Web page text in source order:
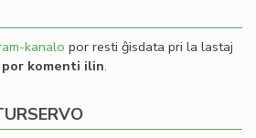
kanalo por resti ĝisdata pri la lastaj
por komenti ilin.